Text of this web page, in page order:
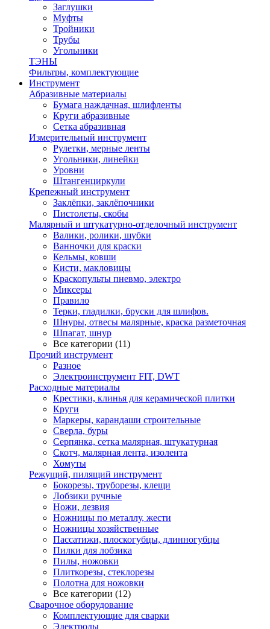
Заглушки
Муфты
Тройники
Трубы
Угольники
ТЭНЫ
Фильтры, комплектующие
Инструмент
Абразивные материалы
Бумага наждачная, шлифленты
Круги абразивные
Сетка абразивная
Измерительный инструмент
Рулетки, мерные ленты
Угольники, линейки
Уровни
Штангенциркули
Крепежный инструмент
Заклёпки, заклёпочники
Пистолеты, скобы
Малярный и штукатурно-отделочный инструмент
Валики, ролики, шубки
Ванночки для краски
Кельмы, ковши
Кисти, макловицы
Краскопульты пневмо, электро
Миксеры
Правило
Терки, гладилки, бруски для шлифов.
Шнуры, отвесы малярные, краска разметочная
Шпагат, шнур
Все категории (11)
Прочий инструмент
Разное
Электроинструмент FIT, DWT
Расходные материалы
Крестики, клинья для керамической плитки
Круги
Маркеры, карандаши строительные
Сверла, буры
Серпянка, сетка малярная, штукатурная
Скотч, малярная лента, изолента
Хомуты
Режущий, пилящий инструмент
Бокорезы, труборезы, клещи
Лобзики ручные
Ножи, лезвия
Ножницы по металлу, жести
Ножницы хозяйственные
Пассатижи, плоскогубцы, длинногубцы
Пилки для лобзика
Пилы, ножовки
Плиткорезы, стеклорезы
Полотна для ножовки
Все категории (12)
Сварочное оборудование
Комплектующие для сварки
Электроды